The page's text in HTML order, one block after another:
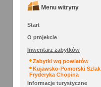
Menu witryny
Start
O projekcie
Inwentarz zabytków
Zabytki wg powiatów
Kujawsko-Pomorski Szlak
Fryderyka Chopina
Informacje turystyczne